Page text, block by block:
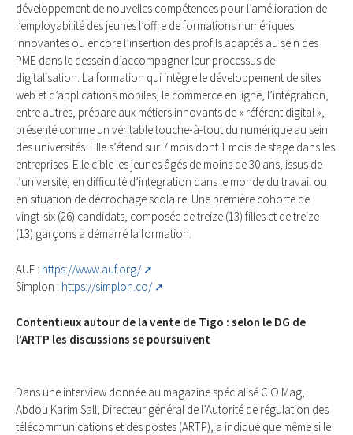
développement de nouvelles compétences pour l’amélioration de
l’employabilité des jeunes l’offre de formations numériques
innovantes ou encore l’insertion des profils adaptés au sein des
PME dans le dessein d’accompagner leur processus de
digitalisation. La formation qui intègre le développement de sites
web et d’applications mobiles, le commerce en ligne, l’intégration,
entre autres, prépare aux métiers innovants de « référent digital »,
présenté comme un véritable touche-à-tout du numérique au sein
des universités. Elle s’étend sur 7 mois dont 1 mois de stage dans les
entreprises. Elle cible les jeunes âgés de moins de 30 ans, issus de
l’université, en difficulté d’intégration dans le monde du travail ou
en situation de décrochage scolaire. Une première cohorte de
vingt-six (26) candidats, composée de treize (13) filles et de treize
(13) garçons a démarré la formation.
AUF : https://www.auf.org/
Simplon : https://simplon.co/
Contentieux autour de la vente de Tigo : selon le DG de
l’ARTP les discussions se poursuivent
Dans une interview donnée au magazine spécialisé CIO Mag,
Abdou Karim Sall, Directeur général de l’Autorité de régulation des
télécommunications et des postes (ARTP), a indiqué que même si le